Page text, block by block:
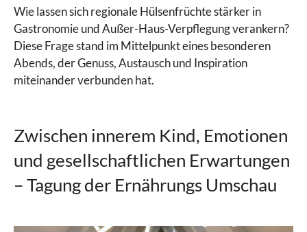
Wie lassen sich regionale Hülsenfrüchte stärker in
Gastronomie und Außer-Haus-Verpflegung verankern?
Diese Frage stand im Mittelpunkt eines besonderen
Abends, der Genuss, Austausch und Inspiration
miteinander verbunden hat.
Zwischen innerem Kind, Emotionen
und gesellschaftlichen Erwartungen
– Tagung der Ernährungs Umschau